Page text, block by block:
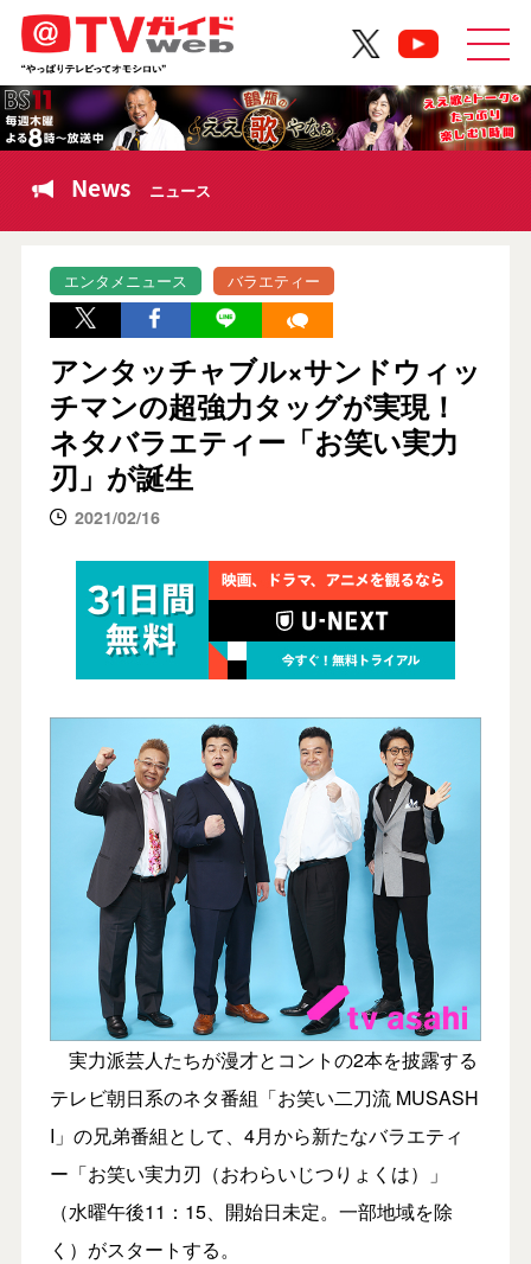
News ニュース
エンタメニュース バラエティー
アンタッチャブル×サンドウィッ
チマンの超強力タッグが実現！
ネタバラエティー「お笑い実力
刃」が誕生
2021/02/16
実力派芸人たちが漫才とコントの2本を披露する
テレビ朝日系のネタ番組「お笑い二刀流 MUSASH
I」の兄弟番組として、4月から新たなバラエティ
ー「お笑い実力刃（おわらいじつりょくは）」
（水曜午後11：15、開始日未定。一部地域を除
く）がスタートする。